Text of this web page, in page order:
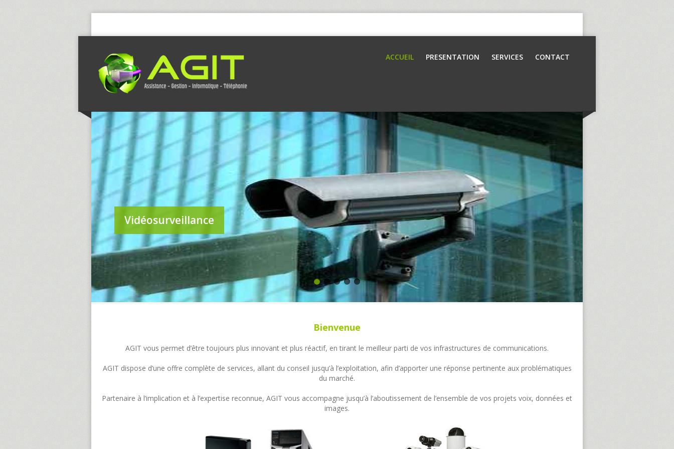
ACCUEIL PRESENTATION SERVICES CONTACT
Vidéosurveillance
Bienvenue
AGIT vous permet d’être toujours plus innovant et plus réactif, en tirant le meilleur parti de vos infrastructures de communications.
AGIT dispose d’une offre complète de services, allant du conseil jusqu’à l’exploitation, afin d’apporter une réponse pertinente aux problématiques
du marché.
Partenaire à l’implication et à l’expertise reconnue, AGIT vous accompagne jusqu’à l’aboutissement de l’ensemble de vos projets voix, données et
images.